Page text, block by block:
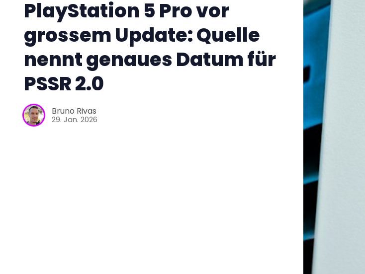
PlayStation 5 Pro vor
grossem Update: Quelle
nennt genaues Datum für
PSSR 2.0
Bruno Rivas
29. Jan. 2026